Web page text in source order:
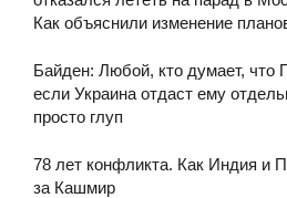
Как объяснили изменение
Байден: Любой, кто думает, что
если Украина отдаст ему
просто глуп
78 лет конфликта. Как Индия и
за Кашмир